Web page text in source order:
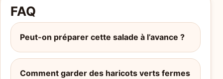
FAQ
Peut-on préparer cette salade à l’avance ?
Comment garder des haricots verts fermes